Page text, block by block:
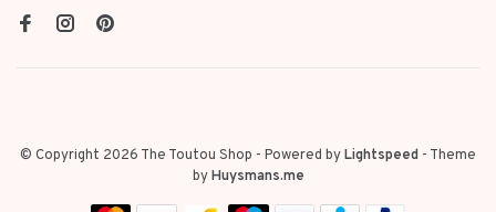
© Copyright 2026 The Toutou Shop - Powered byLightspeed - Theme
byHuysmans.me